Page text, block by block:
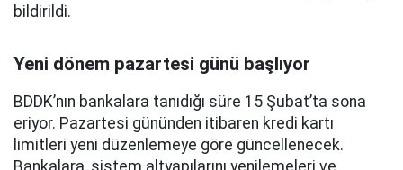
bildirildi.
Yeni dönem pazartesi günü başlıyor
BDDK’nın bankalara tanıdığı süre 15 Şubat’ta sona
eriyor. Pazartesi gününden itibaren kredi kartı
limitleri yeni düzenlemeye göre güncellenecek.
Bankalara, sistem altyapılarını yenilemeleri ve